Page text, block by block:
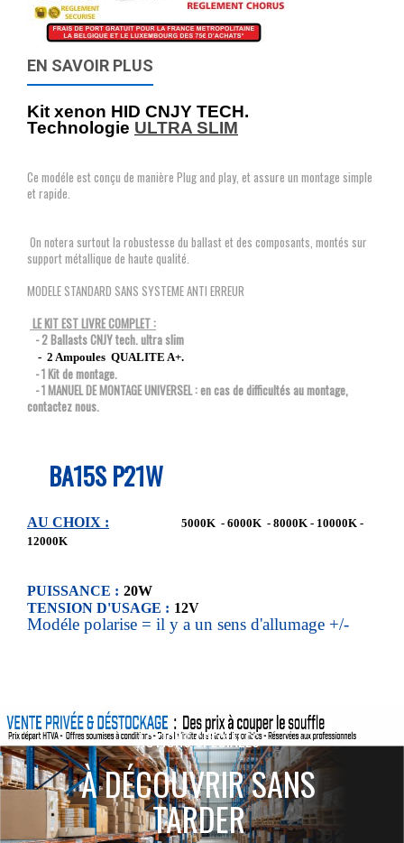
EN SAVOIR PLUS
Kit xenon HID CNJY TECH.
Technologie ULTRA SLIM
Ce modéle est conçu de manière Plug and play, et assure un montage simple
et rapide.
On notera surtout la robustesse du ballast et des composants, montés sur
support métallique de haute qualité.
MODELE STANDARD SANS SYSTEME ANTI ERREUR
LE KIT EST LIVRE COMPLET :
- 2 Ballasts CNJY tech. ultra slim
- 2 Ampoules QUALITE A+.
- 1 Kit de montage.
- 1 MANUEL DE MONTAGE UNIVERSEL : en cas de difficultés au montage,
contactez nous.
BA15S P21W
AU CHOIX :
5000K - 6000K - 8000K - 10000K -
12000K
PUISSANCE : 20W
TENSION D'USAGE : 12V
Modéle polarise = il y a un sens d'allumage +/-
ACTIONS SPÉCIALES
À DÉCOUVRIR SANS
TARDER